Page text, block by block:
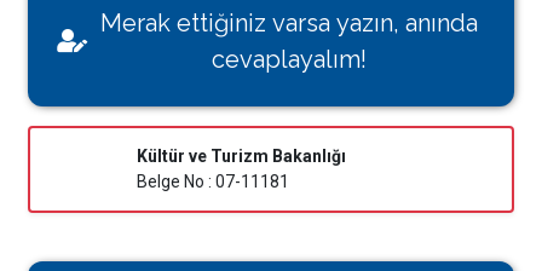
Merak ettiğiniz varsa yazın, anında
cevaplayalım!
Kültür ve Turizm Bakanlığı
Belge No : 07-11181